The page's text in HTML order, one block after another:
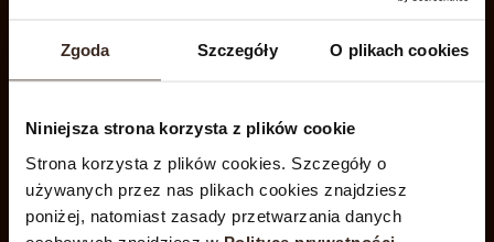
Zgoda Szczegóły O plikach cookies
Niniejsza strona korzysta z plików cookie
Strona korzysta z plików cookies. Szczegóły o
używanych przez nas plikach cookies znajdziesz
poniżej, natomiast zasady przetwarzania danych
Regulamin
Polityka
prywatności
Chcemy, by nasze wiadomości były dla Ciebie interesujące.
Wybierz poniżej tematy, które Cię interesują.
Oferty produktowe i nowości
Oferty specjalne i promocje